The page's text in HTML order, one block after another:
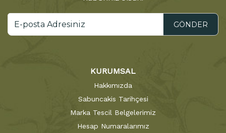
GÖNDER
KURUMSAL
Hakkımızda
Sabuncakis Tarihçesi
Marka Tescil Belgelerimiz
Hesap Numaralarımız